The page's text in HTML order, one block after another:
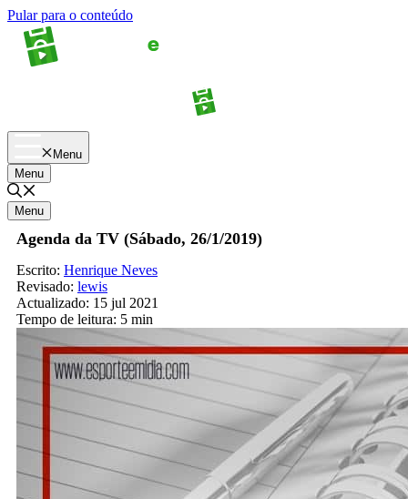
Pular para o conteúdo
Menu
Menu
Menu
Agenda da TV (Sábado, 26/1/2019)
Escrito: Henrique Neves
Revisado: lewis
Actualizado: 15 jul 2021
Tempo de leitura: 5 min